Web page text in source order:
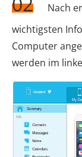
Nach
wichtigsten
Computer
werden im